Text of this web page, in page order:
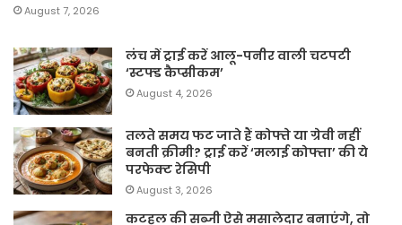
August 7, 2026
लंच में ट्राई करें आलू-पनीर वाली चटपटी
‘स्टफ्ड कैप्सीकम’
August 4, 2026
तलते समय फट जाते हैं कोफ्ते या ग्रेवी नहीं
बनती क्रीमी? ट्राई करें ‘मलाई कोफ्ता’ की ये
परफेक्ट रेसिपी
August 3, 2026
कटहल की सब्जी ऐसे मसालेदार बनाएंगे, तो